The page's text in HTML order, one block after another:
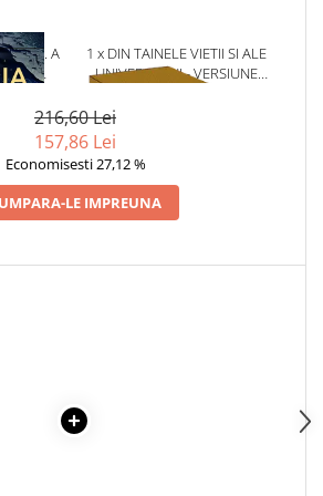
A
DIN ,,
1 x DIN TAINELE VIETII SI ALE
UNIVERSULUI - VERSIUNE
VOLUMELE I-III. CUTIE DE
COLECTIE -SCARLAT
216,60 Lei
157,86 Lei
Economisesti 27,12 %
LE IMPREUNA